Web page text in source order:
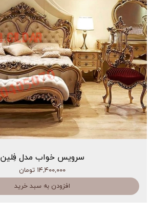
سرویس خواب مدل فِلین
۱۴,۴۰۰,۰۰۰ تومان
افزودن به سبد خرید